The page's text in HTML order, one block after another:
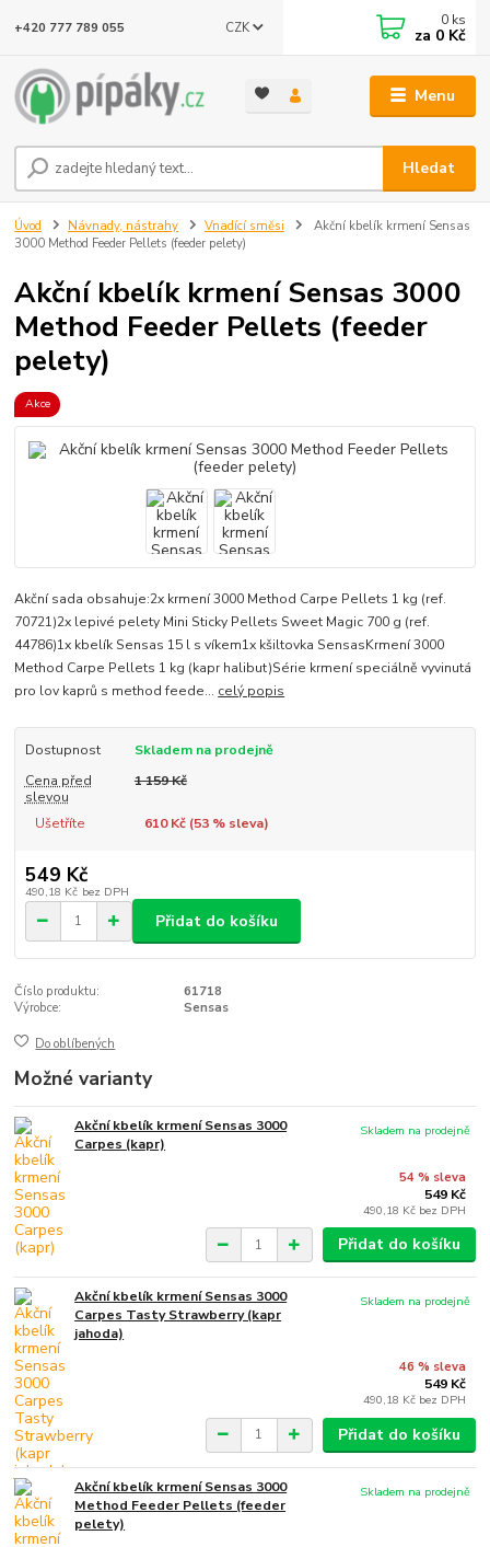
Menu
CZK
Hledat
+420 777 789 055 0 ks
za 0 Kč
Úvod Návnady, nástrahy Vnadící směsi
Akční kbelík krmení Sensas
3000 Method Feeder Pellets (feeder pelety)
Akční kbelík krmení Sensas 3000
Method Feeder Pellets (feeder
pelety)
Akce
Akční sada obsahuje:2x krmení 3000 Method Carpe Pellets 1 kg (ref.
70721)2x lepivé pelety Mini Sticky Pellets Sweet Magic 700 g (ref.
44786)1x kbelík Sensas 15 l s víkem1x kšiltovka SensasKrmení 3000
Method Carpe Pellets 1 kg (kapr halibut)Série krmení speciálně vyvinutá
pro lov kaprů s method feede... celý popis
Dostupnost
Skladem na prodejně
Cena před
slevou
1 159 Kč
Ušetříte 610 Kč (53% sleva)
549 Kč
490,18 Kč bez DPH
Přidat do košíku
Číslo produktu:
61718
Výrobce:
Sensas
Do oblíbených
Možné varianty
Akční kbelík krmení Sensas 3000
Carpes (kapr)
54 % sleva
549 Kč
490,18 Kč bez DPH
Skladem na prodejně
Přidat do košíku
Akční kbelík krmení Sensas 3000
Carpes Tasty Strawberry (kapr
jahoda)
46 % sleva
549 Kč
490,18 Kč bez DPH
Skladem na prodejně
Přidat do košíku
Akční kbelík krmení Sensas 3000
Method Feeder Pellets (feeder
pelety)
Skladem na prodejně